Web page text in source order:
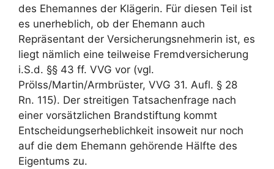
des Ehemannes der Klägerin. Für diesen Teil ist
es unerheblich, ob der Ehemann auch
Repräsentant der Versicherungsnehmerin ist, es
liegt nämlich eine teilweise Fremdversicherung
i.S.d. §§ 43 ff. VVG vor (vgl.
Prölss/Martin/Armbrüster, VVG 31. Aufl. § 28
Rn. 115). Der streitigen Tatsachenfrage nach
einer vorsätzlichen Brandstiftung kommt
Entscheidungserheblichkeit insoweit nur noch
auf die dem Ehemann gehörende Hälfte des
Eigentums zu.